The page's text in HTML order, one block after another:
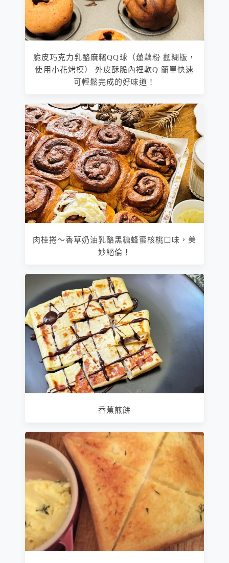
脆皮巧克力乳酪麻糬QQ球（蓮藕粉 麵糊版，
使用小花烤模） 外皮酥脆內裡軟Q 簡單快速
可輕鬆完成的好味道！
肉桂捲～香草奶油乳酪黑糖蜂蜜核桃口味，美
妙絕倫！
香蕉煎餅